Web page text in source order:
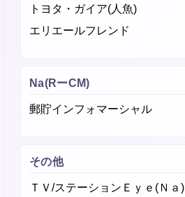
トヨタ・ガイア(人魚)
エリエールフレンド
Na(RーCM)
郵貯インフォマーシャル
その他
ＴＶ/ステーションＥｙｅ(Ｎａ)